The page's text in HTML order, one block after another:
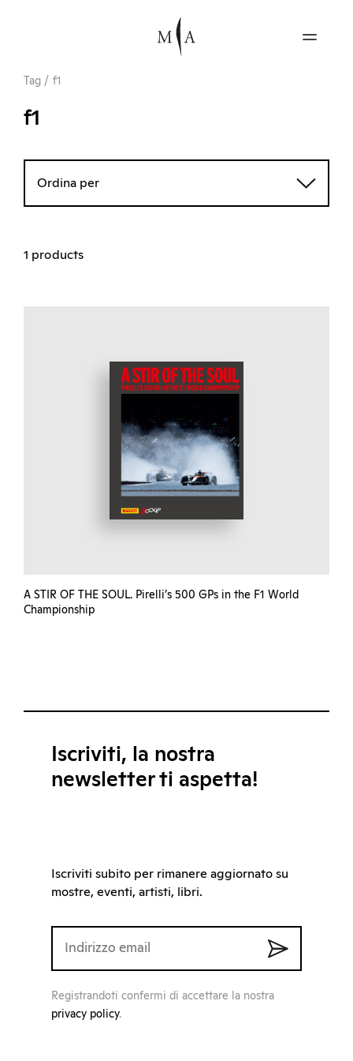
Tag / f1
f1
Ordina per
1 products
A STIR OF THE SOUL. Pirelli’s 500 GPs in the F1 World
Championship
Iscriviti, la nostra
newsletter ti aspetta!
Iscriviti subito per rimanere aggiornato su
mostre, eventi, artisti, libri.
Registrandoti confermi di accettare la nostra
privacy policy.